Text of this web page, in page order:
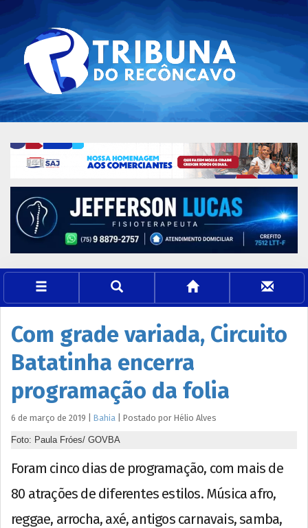
Com grade variada, Circuito
Batatinha encerra
programação da folia
6 de março de 2019 Bahia Postado por Hélio Alves
Foto: Paula Fróes/ GOVBA
Foram cinco dias de programação, com mais de
80 atrações de diferentes estilos. Música afro,
reggae, arrocha, axé, antigos carnavais, samba,